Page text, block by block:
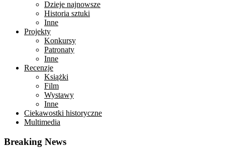
Dzieje najnowsze
Historia sztuki
Inne
Projekty
Konkursy
Patronaty
Inne
Recenzje
Książki
Film
Wystawy
Inne
Ciekawostki historyczne
Multimedia
Breaking News